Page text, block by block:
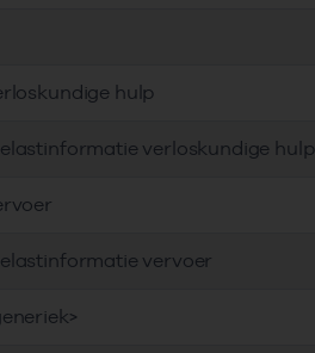
hulp
verloskundige hulp
vervoer